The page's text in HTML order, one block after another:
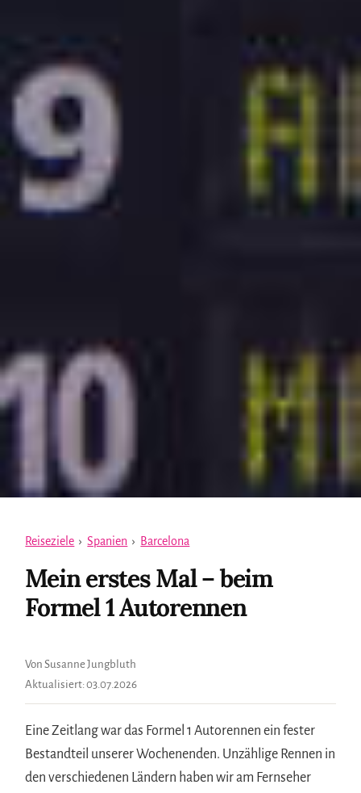
Reiseziele › Spanien › Barcelona
Mein erstes Mal – beim
Formel 1 Autorennen
Von Susanne Jungbluth
Aktualisiert:03.07.2026
Eine Zeitlang war das Formel 1 Autorennen ein fester
Bestandteil unserer Wochenenden. Unzählige Rennen in
den verschiedenen Ländern haben wir am Fernseher